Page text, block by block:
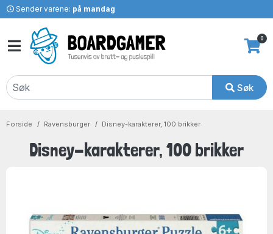
Sender varene: på mandag
Søk
0
Forside Ravensburger Disney-karakterer, 100 brikker
Disney-karakterer, 100 brikker